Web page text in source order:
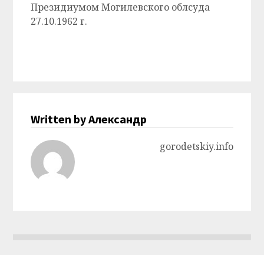
Президиумом Могилевского облсуда
27.10.1962 г.
Written by Александр
gorodetskiy.info